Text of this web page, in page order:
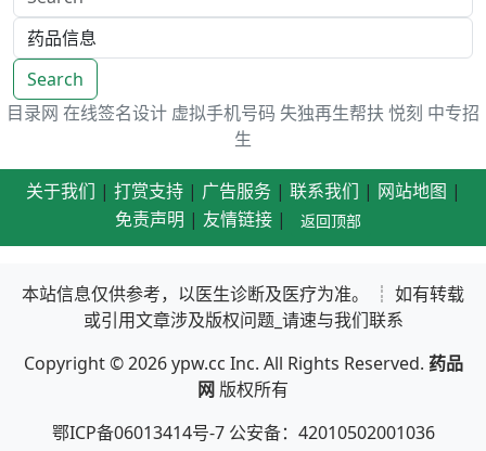
Search
目录网 在线签名设计 虚拟手机号码 失独再生帮扶 悦刻 中专招
生
关于我们 | 打赏支持| 广告服务| 联系我们 | 网站地图 |
免责声明 | 友情链接 | 返回顶部
本站信息仅供参考，以医生诊断及医疗为准。 ┊ 如有转载
或引用文章涉及版权问题_请速与我们联系
Copyright © 2026ypw.cc Inc. All Rights Reserved. 药品
网 版权所有
鄂ICP备06013414号-7 公安备：42010502001036